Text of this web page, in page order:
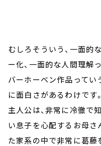
むしろそういう、一面的
ー化、一面的な人間理解
バーホーベン作品ってい
に面白さがあるわけです
主人公は、非常に冷徹で
い息子を心配するお母さ
た家系の中で非常に葛